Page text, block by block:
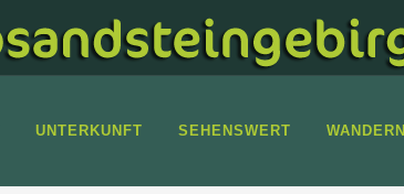
UNTERKUNFT SEHENSWERT WANDERN